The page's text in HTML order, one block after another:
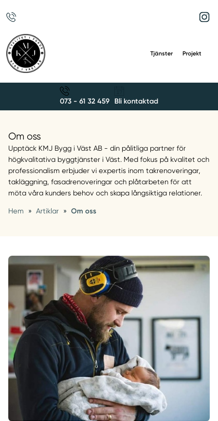
Tjänster Projekt
073 - 61 32 459 Bli kontaktad
Om oss
Upptäck KMJ Bygg i Väst AB - din pålitliga partner för
högkvalitativa byggtjänster i Väst. Med fokus på kvalitet och
professionalism erbjuder vi expertis inom takrenoveringar,
takläggning, fasadrenoveringar och plåtarbeten för att
möta våra kunders behov och skapa långsiktiga relationer.
Hem » Artiklar » Om oss